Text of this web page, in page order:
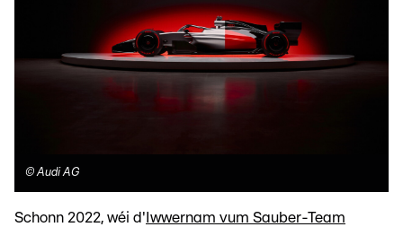
©Audi AG
Schonn 2022, wéi d' Iwwernam vum Sauber-Team